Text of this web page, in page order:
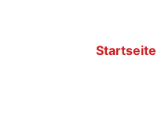
Startseite